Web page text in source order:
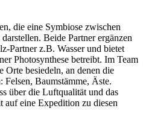
die eine Symbiose zwischen
Beide Partner ergänzen
Partner z.B. Wasser und bietet
Photosynthese betreibt. Im Team
Orte besiedeln, an denen die
Felsen, Baumstämme, Äste.
über die Luftqualität und das
eine Expedition zu diesen